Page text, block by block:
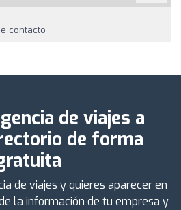
contacto
de viajes a
de forma
de viajes y quieres aparecer en
la información de tu empresa y